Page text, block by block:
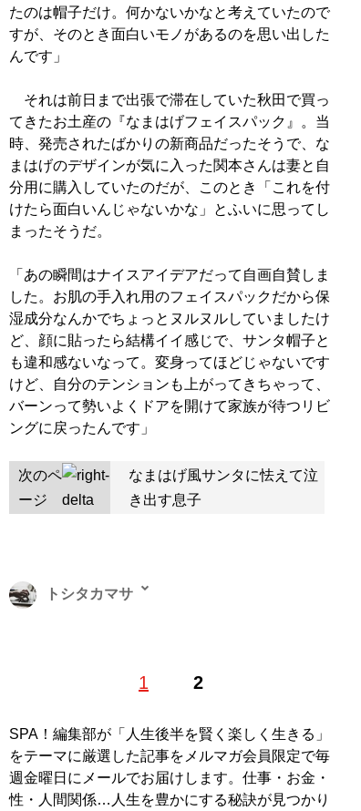
たのは帽子だけ。何かないかなと考えていたので
すが、そのとき面白いモノがあるのを思い出した
んです」
それは前日まで出張で滞在していた秋田で買っ
てきたお土産の『なまはげフェイスパック』。当
時、発売されたばかりの新商品だったそうで、な
まはげのデザインが気に入った関本さんは妻と自
分用に購入していたのだが、このとき「これを付
けたら面白いんじゃないかな」とふいに思ってし
まったそうだ。
「あの瞬間はナイスアイデアだって自画自賛しま
した。お肌の手入れ用のフェイスパックだから保
湿成分なんかでちょっとヌルヌルしていましたけ
ど、顔に貼ったら結構イイ感じで、サンタ帽子と
も違和感ないなって。変身ってほどじゃないです
けど、自分のテンションも上がってきちゃって、
バーンって勢いよくドアを開けて家族が待つリビ
ングに戻ったんです」
次のペ
ージ
なまはげ風サンタに怯えて泣
き出す息子
1 2
トシタカマサ
リーライター。リサーチャーとしても活動しており、大
年前から東京と地方の二拠点生活を満喫中。
記事一覧へ
SPA！編集部が「人生後半を賢く楽しく生きる」
をテーマに厳選した記事をメルマガ会員限定で毎
週金曜日にメールでお届けします。仕事・お金・
性・人間関係…人生を豊かにする秘訣が見つかり